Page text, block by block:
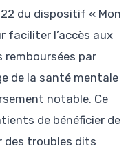
du dispositif « Mon
faciliter l’accès aux
par
de la santé mentale
notable. Ce
de bénéficier de
des troubles dits